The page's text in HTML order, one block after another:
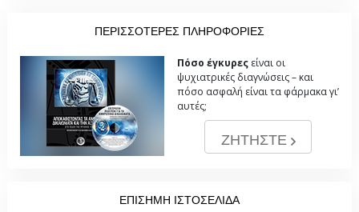
ΠΕΡΙΣΣΟΤΕΡΕΣ ΠΛΗΡΟΦΟΡΙΕΣ
Πόσο έγκυρες είναι οι
ψυχιατρικές διαγνώσεις – και
πόσο ασφαλή είναι τα φάρμακα γι’
αυτές;
ΖΗΤΗΣΤΕ
ΕΠΙΣΗΜΗ ΙΣΤΟΣΕΛΙΔΑ